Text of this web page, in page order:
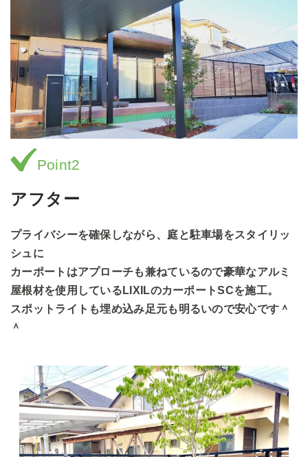
Point2
アフター
プライバシーを確保しながら、庭と駐車場をスタイリッ
シュに
カーポートはアプローチも兼ねているので豪華なアルミ
屋根材を使用しているLIXILのカーポートSCを施工。
スポットライトも埋め込み足元も明るいので安心です＾
＾